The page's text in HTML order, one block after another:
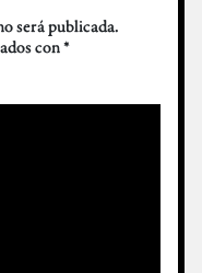
será publicada.
con*